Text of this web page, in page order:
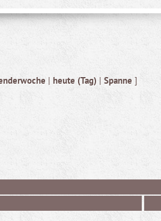
| heute (Tag) | Spanne ]